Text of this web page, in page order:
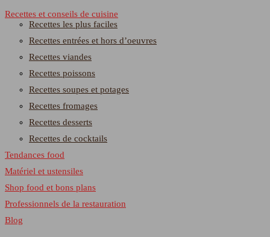
Recettes et conseils de cuisine
Recettes les plus faciles
Recettes entrées et hors d’oeuvres
Recettes viandes
Recettes poissons
Recettes soupes et potages
Recettes fromages
Recettes desserts
Recettes de cocktails
Tendances food
Matériel et ustensiles
Shop food et bons plans
Professionnels de la restauration
Blog